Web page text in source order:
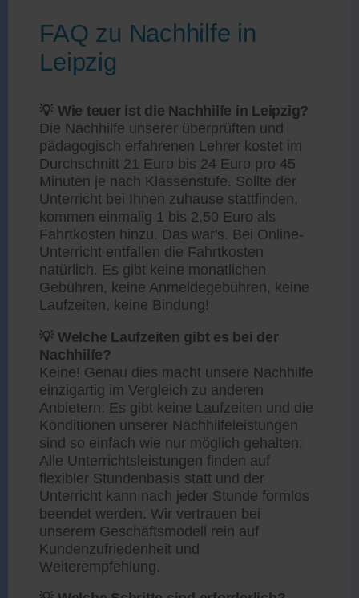
FAQ zu Nachhilfe in
Leipzig
💡 Wie teuer ist die Nachhilfe in Leipzig?
Die Nachhilfe unserer überprüften und
pädagogisch erfahrenen Lehrer kostet im
Durchschnitt 21 Euro bis 24 Euro pro 45
Minuten je nach Klassenstufe. Sollte der
Unterricht bei Ihnen zuhause stattfinden,
kommen einmalig 1 bis 2,50 Euro als
Fahrtkosten hinzu. Das war's. Bei Online-
Unterricht entfallen die Fahrtkosten
natürlich. Es gibt keine monatlichen
Gebühren, keine Anmeldegebühren, keine
Laufzeiten, keine Bindung!
💡 Welche Laufzeiten gibt es bei der
Nachhilfe?
Keine! Genau dies macht unsere Nachhilfe
einzigartig im Vergleich zu anderen
Anbietern: Es gibt keine Laufzeiten und die
Konditionen unserer Nachhilfeleistungen
sind so einfach wie nur möglich gehalten:
Alle Unterrichtsleistungen finden auf
flexibler Stundenbasis statt und der
Unterricht kann nach jeder Stunde formlos
beendet werden. Wir vertrauen bei
unserem Geschäftsmodell rein auf
Kundenzufriedenheit und
Weiterempfehlung.